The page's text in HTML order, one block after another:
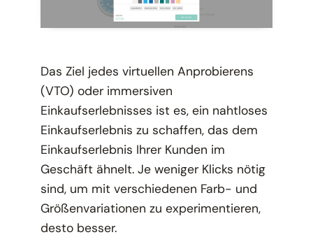
Das Ziel jedes virtuellen Anprobierens
(VTO) oder immersiven
Einkaufserlebnisses ist es, ein nahtloses
Einkaufserlebnis zu schaffen, das dem
Einkaufserlebnis Ihrer Kunden im
Geschäft ähnelt. Je weniger Klicks nötig
sind, um mit verschiedenen Farb- und
Größenvariationen zu experimentieren,
desto besser.